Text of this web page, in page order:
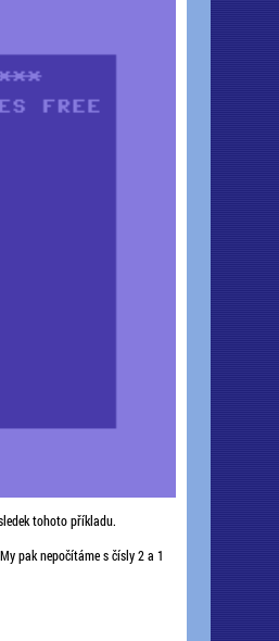
tohoto příkladu.
pak nepočítáme s čísly 2 a 1